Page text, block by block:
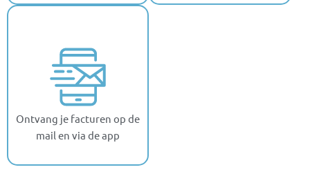
Ontvang je facturen op de
mail en via de app